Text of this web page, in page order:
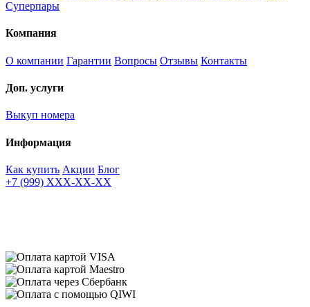
Суперпары
Компания
О компании Гарантии Вопросы Отзывы Контакты
Доп. услуги
Выкуп номера
Информация
Как купить Акции Блог
+7 (999) XXX-XX-XX